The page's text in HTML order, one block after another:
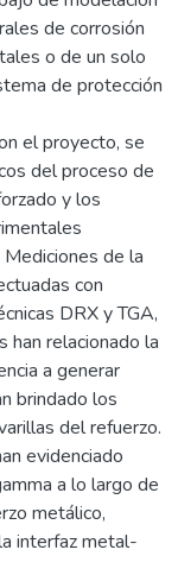
de corrosión
o de un solo
de protección
el proyecto, se
del proceso de
y los
de la
con
DRX y TGA,
han relacionado la
a generar
brindado los
del refuerzo.
evidenciado
a lo largo de
metálico,
interfaz metal-